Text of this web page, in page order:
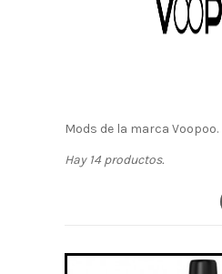
Mods de la marca Voopoo.
Hay 14 productos.